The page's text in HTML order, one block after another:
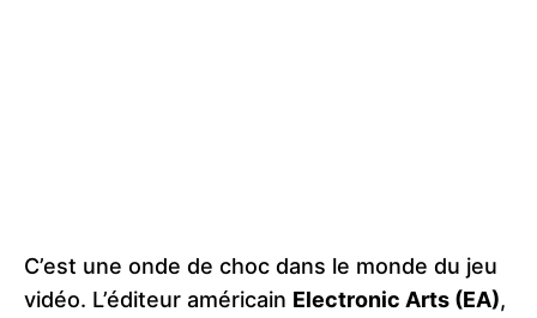
C’est une onde de choc dans le monde du jeu
vidéo. L’éditeur américain Electronic Arts (EA),